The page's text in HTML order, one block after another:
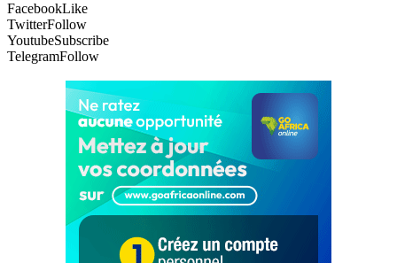
FacebookLike
TwitterFollow
YoutubeSubscribe
TelegramFollow